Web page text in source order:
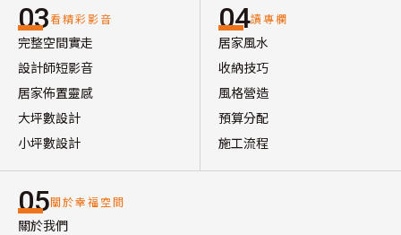
03看精彩影音
完整空間實走
設計師短影音
居家佈置靈感
大坪數設計
小坪數設計
04讀專欄
居家風水
收納技巧
風格營造
預算分配
施工流程
05關於幸福空間
關於我們